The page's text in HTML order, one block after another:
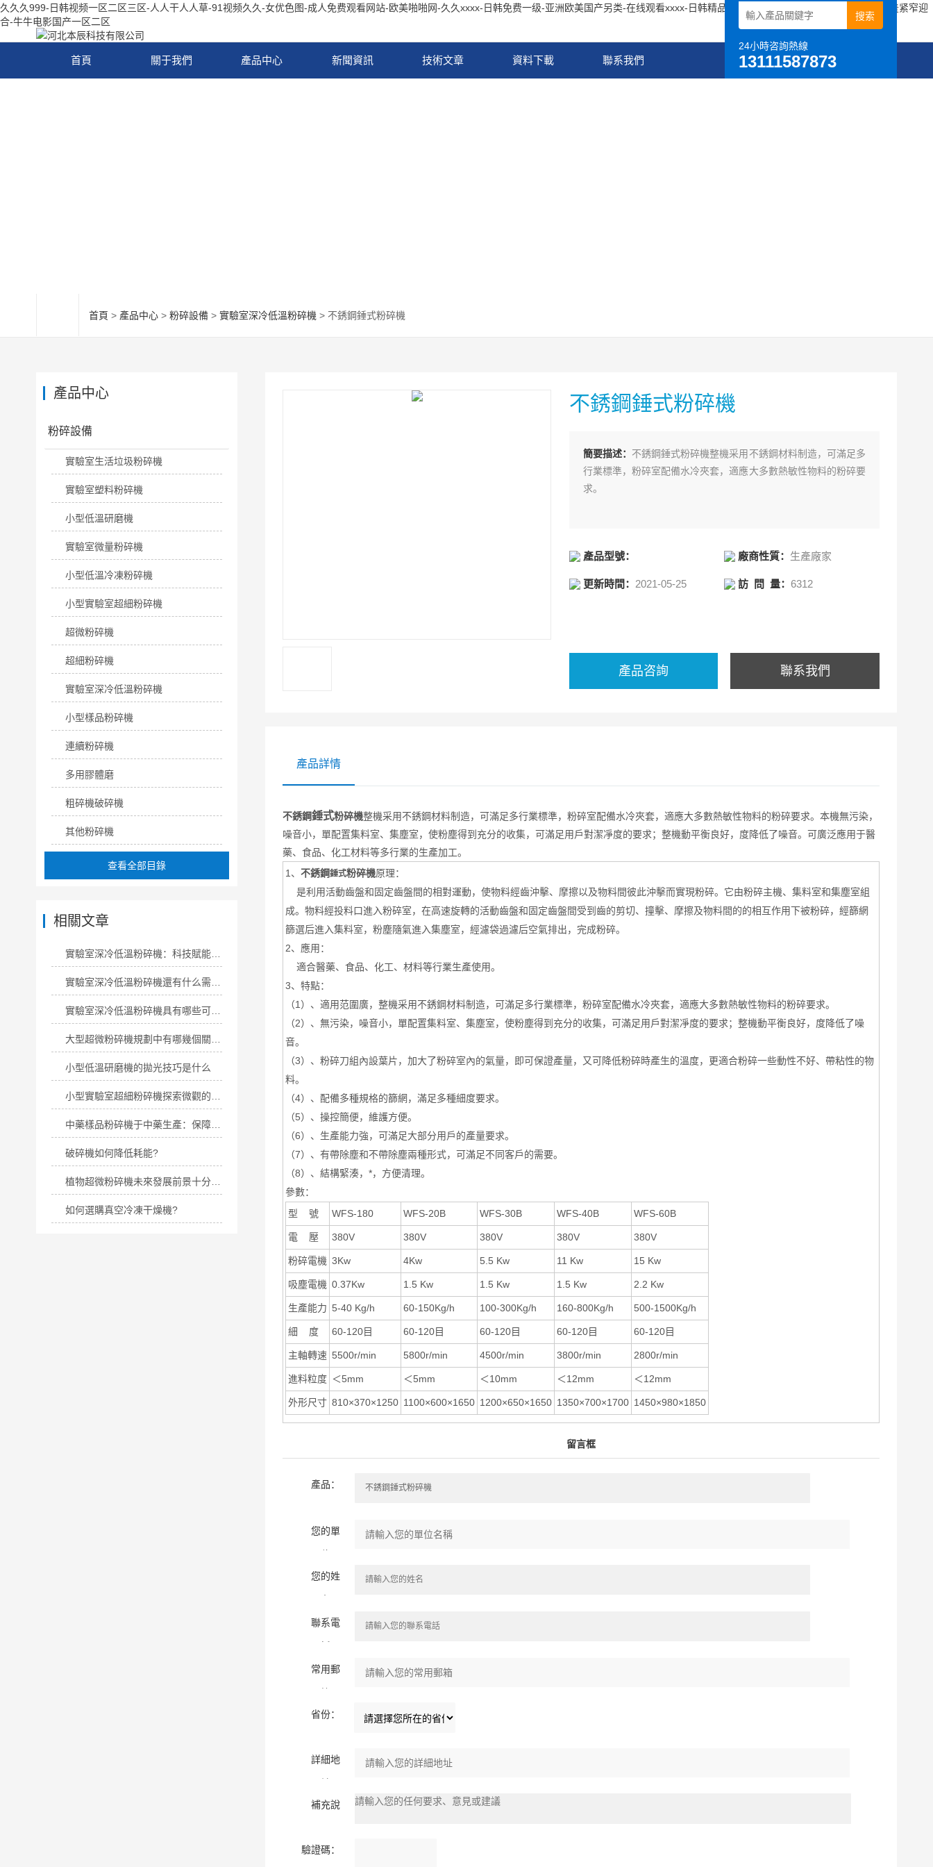
久久久999-日韩视频一区二区三区-人人干人人草-91视频久久-女优色图-成人免费观看网站-欧美啪啪网-久久xxxx-日韩免费一级-亚洲欧美国产另类-在线观看xxxx-日韩精品电影在线-免费黄在线观看-美妇湿透娇羞紧窄迎
合-牛牛电影国产一区二区
24小時咨詢熱線
13111587873
首頁 關于我們 產品中心 新聞資訊 技術文章 資料下載 聯系我們
首頁 > 產品中心 > 粉碎設備 > 實驗室深冷低溫粉碎機 > 不銹鋼錘式粉碎機
不銹鋼錘式粉碎機
簡要描述： 不銹鋼錘式粉碎機整機采用不銹鋼材料制造，可滿足多
行業標準，粉碎室配備水冷夾套，適應大多數熱敏性物料的粉碎要
求。
產品型號： 廠商性質： 生產廠家
更新時間： 2021-05-25 訪 問 量：6312
產品咨詢 聯系我們
產品詳情
不銹鋼錘式粉碎機整機采用不銹鋼材料制造，可滿足多行業標準，粉碎室配備水冷夾套，適應大多數熱敏性物料的粉碎要求。本機無污染，
噪音小，單配置集料室、集塵室，使粉塵得到充分的收集，可滿足用戶對潔凈度的要求；整機動平衡良好，度降低了噪音。可廣泛應用于醫
藥、食品、化工材料等多行業的生產加工。
1、 不銹鋼錘式粉碎機原理：
是利用活動齒盤和固定齒盤間的相對運動，使物料經齒沖擊、摩擦以及物料間彼此沖擊而實現粉碎。它由粉碎主機、集料室和集塵室組
成。物料經投料口進入粉碎室，在高速旋轉的活動齒盤和固定齒盤間受到齒的剪切、撞擊、摩擦及物料間的的相互作用下被粉碎，經篩網
篩選后進入集料室，粉塵隨氣進入集塵室，經濾袋過濾后空氣排出，完成粉碎。
2、應用：
適合醫藥、食品、化工、材料等行業生產使用。
3、特點：
（1）、適用范圍廣，整機采用不銹鋼材料制造，可滿足多行業標準，粉碎室配備水冷夾套，適應大多數熱敏性物料的粉碎要求。
（2）、無污染，噪音小，單配置集料室、集塵室，使粉塵得到充分的收集，可滿足用戶對潔凈度的要求；整機動平衡良好，度降低了噪
音。
（3）、粉碎刀組內設葉片，加大了粉碎室內的氣量，即可保證產量，又可降低粉碎時產生的溫度，更適合粉碎一些動性不好、帶粘性的物
料。
（4）、配備多種規格的篩網，滿足多種細度要求。
（5）、操控簡便，維護方便。
（6）、生產能力強，可滿足大部分用戶的產量要求。
（7）、有帶除塵和不帶除塵兩種形式，可滿足不同客戶的需要。
（8）、結構緊湊，*，方便清理。
參數：
型 號
WFS-180 WFS-20B WFS-30B WFS-40B WFS-60B
電 壓 380V 380V 380V 380V 380V
粉碎電機 3Kw 4Kw 5.5 Kw 11 Kw 15 Kw
吸塵電機 0.37Kw 1.5 Kw 1.5 Kw 1.5 Kw 2.2 Kw
生產能力 5-40 Kg/h 60-150Kg/h 100-300Kg/h 160-800Kg/h 500-1500Kg/h
細 度 60-120目 60-120目 60-120目 60-120目 60-120目
主軸轉速 5500r/min 5800r/min 4500r/min 3800r/min 2800r/min
進料粒度 ＜5mm ＜5mm ＜10mm ＜12mm ＜12mm
外形尺寸 810×370×1250 1100×600×1650 1200×650×1650 1350×700×1700 1450×980×1850
留言框
產品：
您的單
您的姓
聯系電
常用郵
省份：
詳細地
補充說
驗證碼：
產品中心
粉碎設備
實驗室生活垃圾粉碎機
實驗室塑料粉碎機
小型低溫研磨機
實驗室微量粉碎機
小型低溫冷凍粉碎機
小型實驗室超細粉碎機
超微粉碎機
超細粉碎機
實驗室深冷低溫粉碎機
小型樣品粉碎機
連續粉碎機
多用膠體磨
粗碎機破碎機
其他粉碎機
查看全部目錄
相關文章
實驗室深冷低溫粉碎機：科技賦能的微粒制備設備
實驗室深冷低溫粉碎機具有哪些可行性
小型低溫研磨機的拋光技巧是什么
中藥樣品粉碎機于中藥生產：保障產品質量，提升生產效率
破碎機如何降低耗能?
如何選購真空冷凍干燥機?